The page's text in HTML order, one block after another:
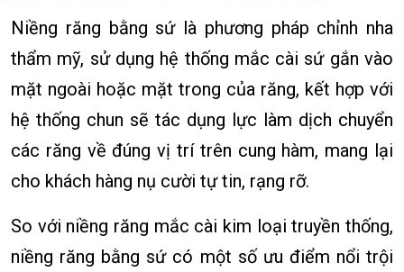
Niềng răng bằng sứ là phương pháp chỉnh nha
thẩm mỹ, sử dụng hệ thống mắc cài sứ gắn vào
mặt ngoài hoặc mặt trong của răng, kết hợp với
hệ thống chun sẽ tác dụng lực làm dịch chuyển
các răng về đúng vị trí trên cung hàm, mang lại
cho khách hàng nụ cười tự tin, rạng rỡ.
So với niềng răng mắc cài kim loại truyền thống,
niềng răng bằng sứ có một số ưu điểm nổi trội